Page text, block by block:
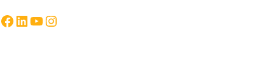
Facebook
LinkedIn
YouTube
Instagram